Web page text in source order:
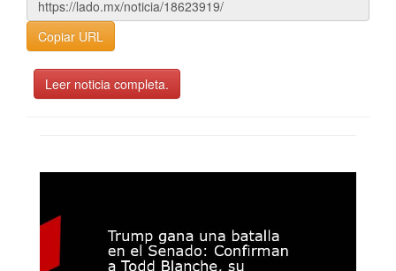
Copiar URL
Leer noticia completa.